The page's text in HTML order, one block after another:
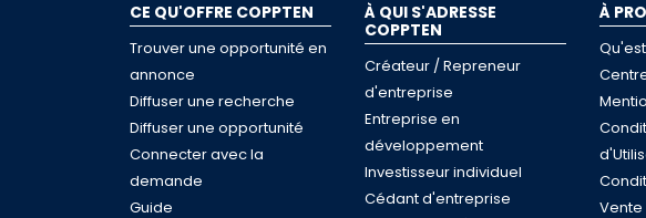
CE QU'OFFRE COPPTEN
Trouver une opportunité en
annonce
Diffuser une recherche
Diffuser une opportunité
Connecter avec la
demande
Guide
À QUI S'ADRESSE
COPPTEN
Créateur / Repreneur
d'entreprise
Entreprise en
développement
Investisseur individuel
Cédant d'entreprise
À
Vente